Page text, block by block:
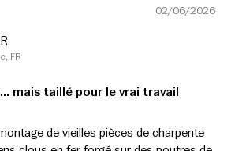
02/06/2026
FR
mais taillé pour le vrai travail
de vieilles pièces de charpente